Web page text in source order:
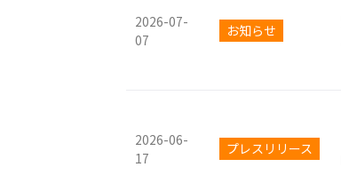
2026-07-
07
お知らせ
2026-06-
17
プレスリリース